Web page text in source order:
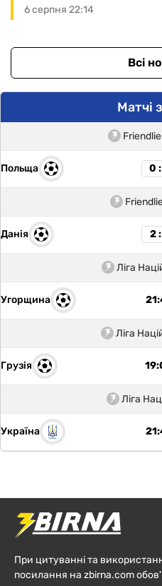
6 серпня 22:14
Всі
Матчі
Польща 0
Данія 2 :
Ліга
Угорщина
Ліга
Грузія
Ліга
Україна
При цитуванні та
посилання на zbirna.com